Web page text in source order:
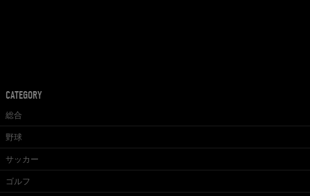
CATEGORY
総合
野球
サッカー
ゴルフ